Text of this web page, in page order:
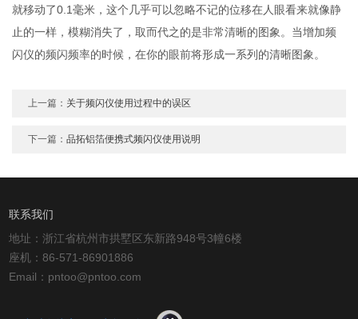
就移动了0.1毫米，这个几乎可以忽略不记的位移在人眼看来就像静
止的一样，模糊消失了，取而代之的是非常清晰的图象。当增加频
闪仪的频闪频率的时候，在你的眼前将形成一系列的清晰图象。
上一篇： 关于频闪仪使用过程中的误区
下一篇：品拓铝箔便携式频闪仪使用说明
联系我们
地址：浙江省杭州市拱墅区东新路948号3幢6楼
座机：86-571-86901886
Email：pntoo@pntoo.com